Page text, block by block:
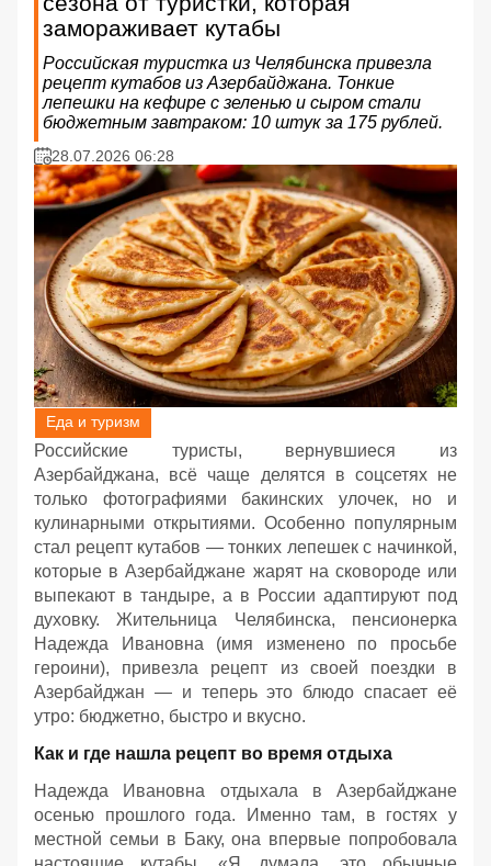
замораживает кутабы
Российская туристка из Челябинска привезла
рецепт кутабов из Азербайджана. Тонкие
лепешки на кефире с зеленью и сыром стали
бюджетным завтраком: 10 штук за 175 рублей.
28.07.2026 06:28
Еда и туризм
Российские туристы, вернувшиеся из
Азербайджана, всё чаще делятся в соцсетях не
только фотографиями бакинских улочек, но и
кулинарными открытиями. Особенно популярным
стал рецепт кутабов — тонких лепешек с начинкой,
которые в Азербайджане жарят на сковороде или
выпекают в тандыре, а в России адаптируют под
духовку. Жительница Челябинска, пенсионерка
Надежда Ивановна (имя изменено по просьбе
героини), привезла рецепт из своей поездки в
Азербайджан — и теперь это блюдо спасает её
утро: бюджетно, быстро и вкусно.
Как и где нашла рецепт во время отдыха
Надежда Ивановна отдыхала в Азербайджане
осенью прошлого года. Именно там, в гостях у
местной семьи в Баку, она впервые попробовала